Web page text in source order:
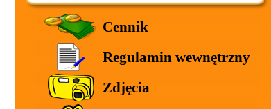
Cennik
Regulamin wewnętrzny
Zdjęcia